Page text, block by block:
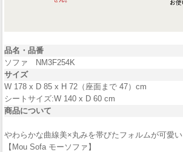
品名・品番
ソファ NM3F254K
サイズ
W 178 x D 85 x H 72（座面まで 47）cm
シートサイズ:W 140 x D 60 cm
商品について
やわらかな曲線美×丸みを帯びたフォルムが可愛い
【Mou Sofa モーソファ】